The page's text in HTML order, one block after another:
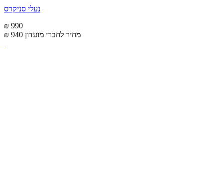
נעלי סניקרס
₪ 990
₪ 940 מחיר לחברי מועדון